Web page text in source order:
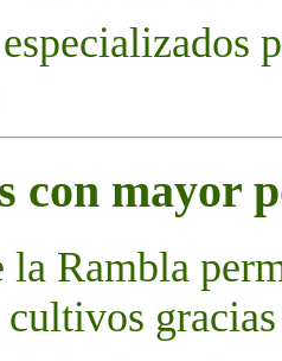
con mayor
la Rambla